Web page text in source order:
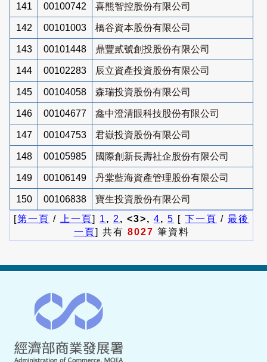
141 00100742 喜熊智控股份有限公司
142 00101003 橋谷資本股份有限公司
143 00101448 鼎豐貳號創投股份有限公司
144 00102283 辰立資產投資股份有限公司
145 00104058 森瑞投資股份有限公司
146 00104677 鑫中澄清眼科技股份有限公司
147 00104753 君嶽投資股份有限公司
148 00105985 國際創新長壽社企股份有限公司
149 00106149 丹棠藍海資產管理股份有限公司
150 00106838
寶生投資股份有限公司
[第一頁 / 上一頁] 1 , 2 , <3>, 4, 5 [ 下一頁 / 最後
一頁] 共有 8027 筆資料